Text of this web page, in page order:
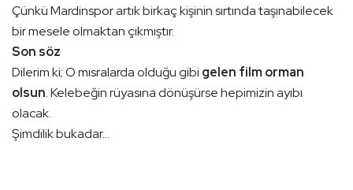
Çünkü Mardinspor artık birkaç kişinin sırtında taşınabilecek
bir mesele olmaktan çıkmıştır.
Son söz
Dilerim ki; O mısralarda olduğu gibi gelen film orman
olsun. Kelebeğin rüyasına dönüşürse hepimizin ayıbı
olacak.
Şimdilik bukadar…